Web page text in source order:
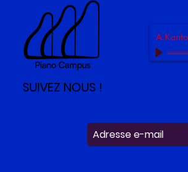
SUIVEZ NOUS !